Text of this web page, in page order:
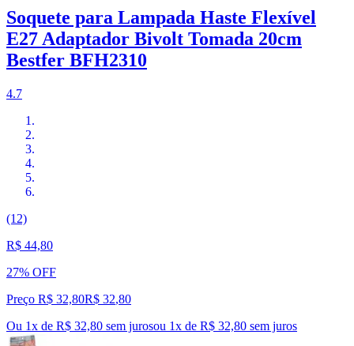
Soquete para Lampada Haste Flexível
E27 Adaptador Bivolt Tomada 20cm
Bestfer BFH2310
4.7
(12)
R$ 44,80
27% OFF
Preço R$ 32,80R$ 32,80
Ou 1x de R$ 32,80 sem jurosou 1x de R$ 32,80 sem juros